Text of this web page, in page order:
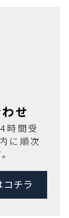
せ
時間受
に順次
チラ